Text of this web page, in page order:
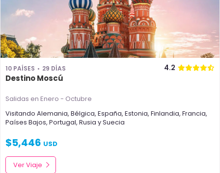
10 PAÍSES 29 DÍAS 4.2
Destino Moscú
Salidas en Enero - Octubre
Visitando Alemania, Bélgica, España, Estonia, Finlandia, Francia,
Países Bajos, Portugal, Rusia ySuecia
$5,446 USD
Ver Viaje